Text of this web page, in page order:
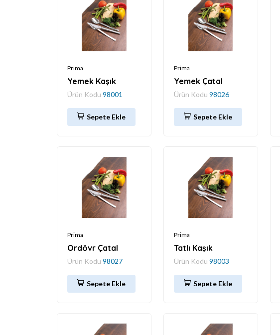
Prima
Yemek Kaşık
Ürün Kodu 98001
Sepete Ekle
Prima
Yemek Çatal
Ürün Kodu 98026
Sepete Ekle
Prima
Ordövr Çatal
Ürün Kodu 98027
Sepete Ekle
Prima
Tatlı Kaşık
Ürün Kodu 98003
Sepete Ekle